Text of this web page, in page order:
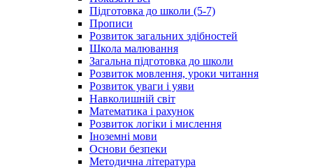
Підготовка до школи (5-7)
Прописи
Розвиток загальних здібностей
Школа малювання
Загальна підготовка до школи
Розвиток мовлення, уроки читання
Розвиток уваги і уяви
Навколишній світ
Математика і рахунок
Розвиток логіки і мислення
Іноземні мови
Основи безпеки
Методична література